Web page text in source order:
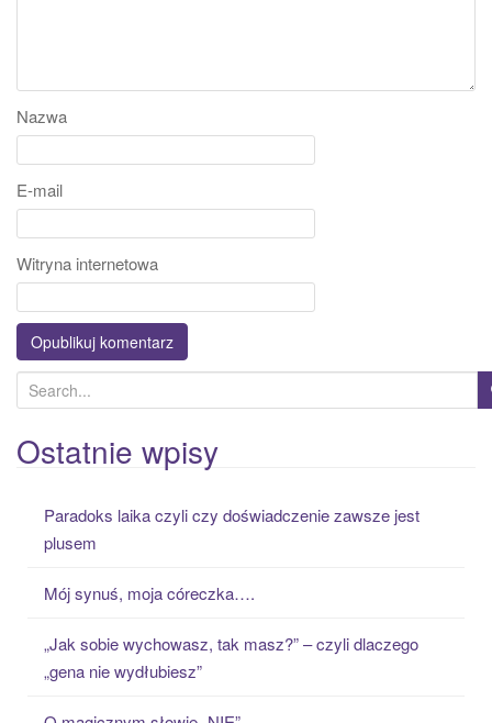
Nazwa
E-mail
Witryna internetowa
e
a
r
Ostatnie wpisy
Paradoks laika czyli czy doświadczenie zawsze jest
plusem
Mój synuś, moja córeczka….
„Jak sobie wychowasz, tak masz?” – czyli dlaczego
„gena nie wydłubiesz”